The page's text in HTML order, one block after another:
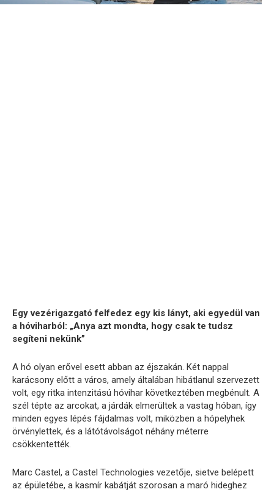
Egy vezérigazgató felfedez egy kis lányt, aki egyedül van
a hóviharból: „Anya azt mondta, hogy csak te tudsz
segíteni nekünk”
A hó olyan erővel esett abban az éjszakán. Két nappal
karácsony előtt a város, amely általában hibátlanul szervezett
volt, egy ritka intenzitású hóvihar következtében megbénult. A
szél tépte az arcokat, a járdák elmerültek a vastag hóban, így
minden egyes lépés fájdalmas volt, miközben a hópelyhek
örvénylettek, és a látótávolságot néhány méterre
csökkentették.
Marc Castel, a Castel Technologies vezetője, sietve belépett
az épületébe, a kasmír kabátját szorosan a maró hideghez